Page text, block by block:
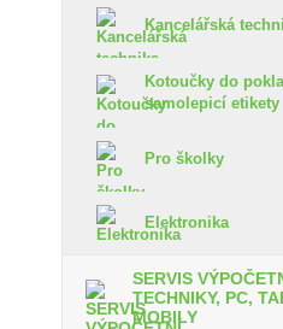
Kancelářská
Kotoučky do
samolepicí etikety
Pro školky
Elektronika
SERVIS
TECHNIKY, PC,
MOBILY